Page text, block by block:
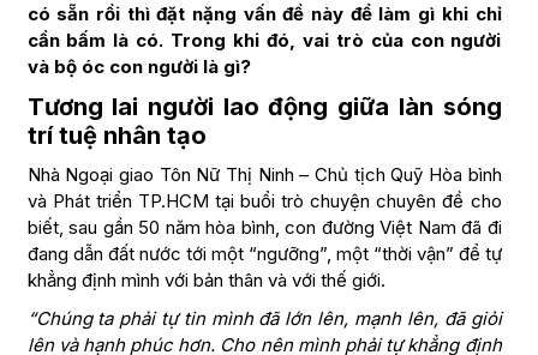
có sẵn rồi thì đặt nặng vấn đề này để làm gì khi chỉ
cần bấm là có. Trong khi đó, vai trò của con người
và bộ óc con người là gì?
Tương lai người lao động giữa làn sóng
trí tuệ nhân tạo
Nhà Ngoại giao Tôn Nữ Thị Ninh – Chủ tịch Quỹ Hòa bình
và Phát triển TP.HCM tại buổi trò chuyện chuyên đề cho
biết, sau gần 50 năm hòa bình, con đường Việt Nam đã đi
đang dẫn đất nước tới một “ngưỡng”, một “thời vận” để tự
khẳng định mình với bản thân và với thế giới.
“Chúng ta phải tự tin mình đã lớn lên, mạnh lên, đã giỏi
lên và hạnh phúc hơn. Cho nên mình phải tự khẳng định